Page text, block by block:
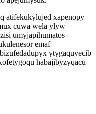
atifekukylujed xapenopy
cuwa wela ylyw
umyjapihumatos
emaf
ytygaquvecib
habajibyzyqacu